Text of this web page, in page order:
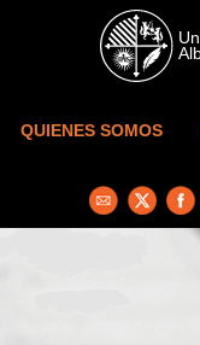
Skip to main content
QUIENES SOMOS